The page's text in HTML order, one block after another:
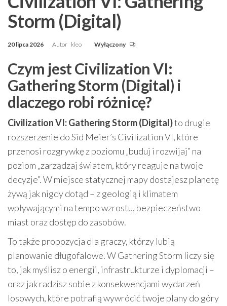
Storm (Digital)
20 lipca 2026 Autor kleo Wyłączony
Czym jest Civilization VI:
Gathering Storm (Digital) i
dlaczego robi różnicę?
Civilization VI: Gathering Storm (Digital)to drugie
rozszerzenie do Sid Meier’s Civilization VI, które
przenosi rozgrywkę z poziomu „buduj i rozwijaj” na
poziom „zarządzaj światem, który reaguje na twoje
decyzje”. W miejsce statycznej mapy dostajesz planetę
żywą jak nigdy dotąd – z geologią i klimatem
wpływającymi na tempo wzrostu, bezpieczeństwo
miast oraz dostęp do zasobów.
To także propozycja dla graczy, którzy lubią
planowanie długofalowe. W Gathering Storm liczy się
to, jak myślisz o energii, infrastrukturze i dyplomacji –
oraz jak radzisz sobie z konsekwencjami wydarzeń
losowych, które potrafią wywrócić twoje plany do góry